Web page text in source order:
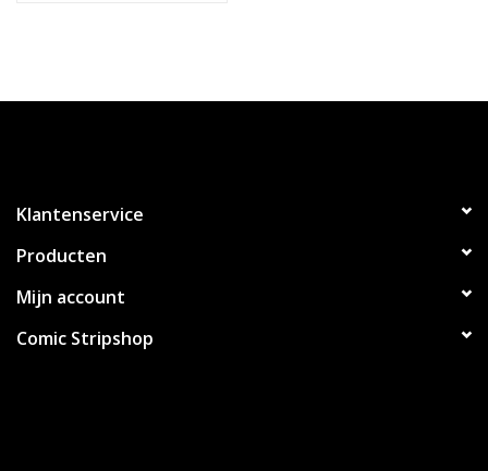
Klantenservice
Producten
Mijn account
Comic Stripshop